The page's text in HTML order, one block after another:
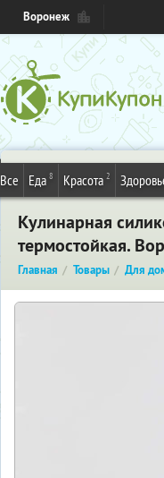
Воронеж
Все Еда 8 Красота 2
Кулинарная
термостойкая.
Главная Товары Для